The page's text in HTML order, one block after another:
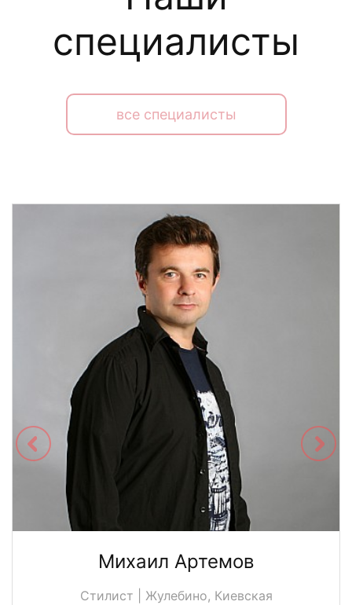
специалисты
все специалисты
Михаил Артемов
Стилист | Жулебино, Киевская